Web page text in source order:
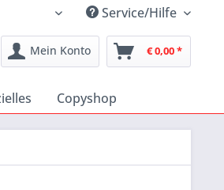
Katholischer Medienshop
Service/Hilfe
Mein Konto € 0,00 *
Copyshop